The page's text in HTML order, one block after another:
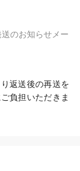
のお知らせメー
返送後の再送を
負担いただきま